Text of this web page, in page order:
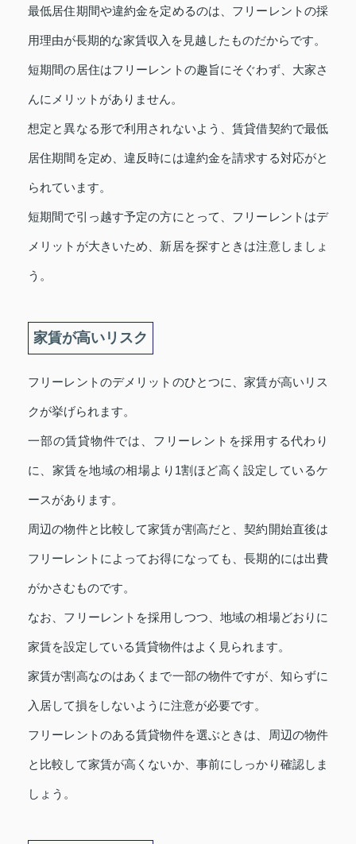
最低居住期間や違約金を定めるのは、フリーレントの採
用理由が長期的な家賃収入を見越したものだからです。
短期間の居住はフリーレントの趣旨にそぐわず、大家さ
んにメリットがありません。
想定と異なる形で利用されないよう、賃貸借契約で最低
居住期間を定め、違反時には違約金を請求する対応がと
られています。
短期間で引っ越す予定の方にとって、フリーレントはデ
メリットが大きいため、新居を探すときは注意しましょ
う。
家賃が高いリスク
フリーレントのデメリットのひとつに、家賃が高いリス
クが挙げられます。
一部の賃貸物件では、フリーレントを採用する代わり
に、家賃を地域の相場より1割ほど高く設定しているケ
ースがあります。
周辺の物件と比較して家賃が割高だと、契約開始直後は
フリーレントによってお得になっても、長期的には出費
がかさむものです。
なお、フリーレントを採用しつつ、地域の相場どおりに
家賃を設定している賃貸物件はよく見られます。
家賃が割高なのはあくまで一部の物件ですが、知らずに
入居して損をしないように注意が必要です。
フリーレントのある賃貸物件を選ぶときは、周辺の物件
と比較して家賃が高くないか、事前にしっかり確認しま
しょう。